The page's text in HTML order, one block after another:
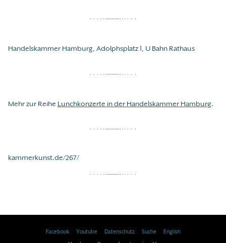
Handelskammer Hamburg, Adolphsplatz 1, U Bahn Rathaus
Mehr zur Reihe Lunchkonzerte in der Handelskammer Hamburg.
kammerkunst.de/267/
Facebook Youtube Datenschutz Suche
English